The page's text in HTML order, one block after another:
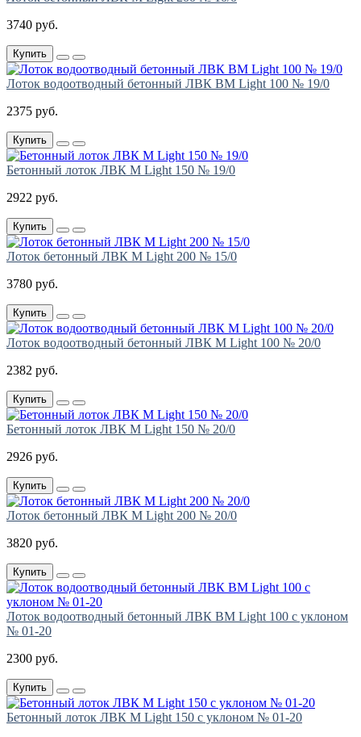
3740 руб.
Купить
Лоток водоотводный бетонный ЛВК ВМ Light 100 № 19/0
2375 руб.
Купить
Бетонный лоток ЛВК М Light 150 № 19/0
2922 руб.
Купить
Лоток бетонный ЛВК М Light 200 № 15/0
3780 руб.
Купить
Лоток водоотводный бетонный ЛВК М Light 100 № 20/0
2382 руб.
Купить
Бетонный лоток ЛВК М Light 150 № 20/0
2926 руб.
Купить
Лоток бетонный ЛВК М Light 200 № 20/0
3820 руб.
Купить
Лоток водоотводный бетонный ЛВК ВМ Light 100 с уклоном
№ 01-20
2300 руб.
Купить
Бетонный лоток ЛВК М Light 150 с уклоном № 01-20